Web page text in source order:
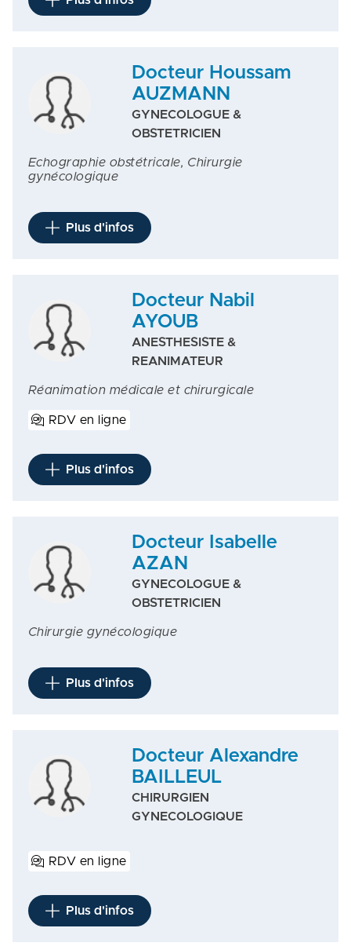
Docteur Houssam
AUZMANN
GYNECOLOGUE &
OBSTETRICIEN
Echographie obstétricale, Chirurgie
gynécologique
Plus d'infos
Docteur Nabil
AYOUB
ANESTHESISTE &
REANIMATEUR
Réanimation médicale et chirurgicale
RDV en ligne
Plus d'infos
Docteur Isabelle
AZAN
GYNECOLOGUE &
OBSTETRICIEN
Chirurgie gynécologique
Plus d'infos
Docteur Alexandre
BAILLEUL
CHIRURGIEN
GYNECOLOGIQUE
RDV en ligne
Plus d'infos